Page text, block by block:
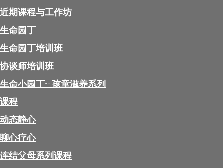
近期课程与工作坊
生命园丁
生命园丁培训班
协谈师培训班
生命小园丁~ 孩童滋养系列
课程
动态静心
聊心疗心
连结父母系列课程